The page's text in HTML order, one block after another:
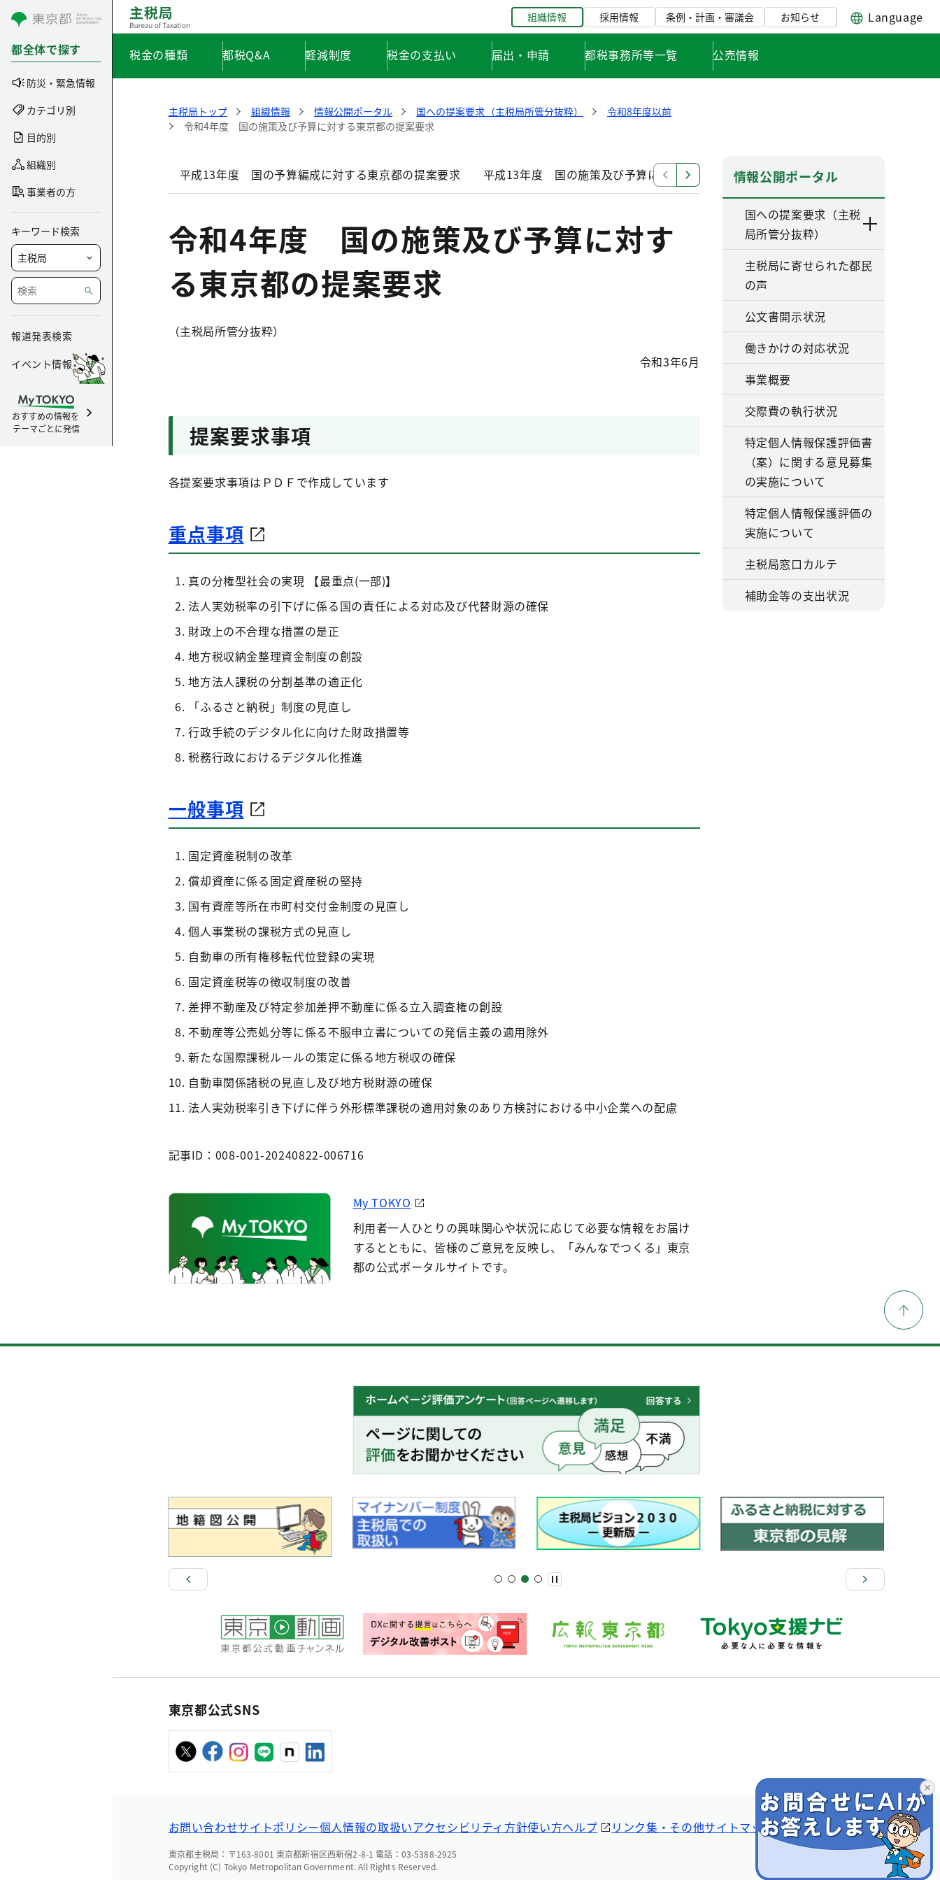
コンテンツにスキップ
都全体で探す
防災・緊急情報
カテゴリ別
目的別
組織別
事業者の方
キーワード検索
報道発表検索
イベント情報
おすすめの情報を
テーマごとに発信
組織情報 採用情報 条例・計画・審議会 お知らせ Language
税金の種類 都税Q&A 軽減制度 税金の支払い 届出・申請 都税事務所等一覧 公売情報
主税局トップ 組織情報 情報公開ポータル 国への提案要求（主税局所管分抜粋）
令和8年度以前
令和4年度 国の施策及び予算に対する東京都の提案要求
平成13年度 国の予算編成に対する東京都の提案要求 平成13年度 国の施策及び予算に対する東京都の提案要求 平成14年度 国の施策
令和4年度 国の施策及び予算に対す
る東京都の提案要求
（主税局所管分抜粋）
令和3年6月
提案要求事項
各提案要求事項はＰＤＦで作成しています
重点事項
真の分権型社会の実現 【最重点(一部)】
法人実効税率の引下げに係る国の責任による対応及び代替財源の確保
財政上の不合理な措置の是正
地方税収納金整理資金制度の創設
地方法人課税の分割基準の適正化
「ふるさと納税」制度の見直し
行政手続のデジタル化に向けた財政措置等
税務行政におけるデジタル化推進
一般事項
固定資産税制の改革
償却資産に係る固定資産税の堅持
国有資産等所在市町村交付金制度の見直し
個人事業税の課税方式の見直し
自動車の所有権移転代位登録の実現
固定資産税等の徴収制度の改善
差押不動産及び特定参加差押不動産に係る立入調査権の創設
不動産等公売処分等に係る不服申立書についての発信主義の適用除外
新たな国際課税ルールの策定に係る地方税収の確保
自動車関係諸税の見直し及び地方税財源の確保
法人実効税率引き下げに伴う外形標準課税の適用対象のあり方検討における中小企業への配慮
記事ID：008-001-20240822-006716
My TOKYO
利用者一人ひとりの興味関心や状況に応じて必要な情報をお届け
するとともに、皆様のご意見を反映し、「みんなでつくる」東京
都の公式ポータルサイトです。
情報公開ポータル
国への提案要求（主税
局所管分抜粋）
主税局に寄せられた都民
の声
公文書開示状況
働きかけの対応状況
事業概要
交際費の執行状況
特定個人情報保護評価書
（案）に関する意見募集
の実施について
特定個人情報保護評価の
実施について
主税局窓口カルテ
補助金等の支出状況
東京都公式SNS
お問い合わせサイトポリシー個人情報の取扱いアクセシビリティ方針使い方ヘルプ リンク集・その他サイトマップ
東京都主税局：〒163-8001 東京都新宿区西新宿2-8-1 電話：03-5388-2925
Copyright (C) Tokyo Metropolitan Government. All Rights Reserved.